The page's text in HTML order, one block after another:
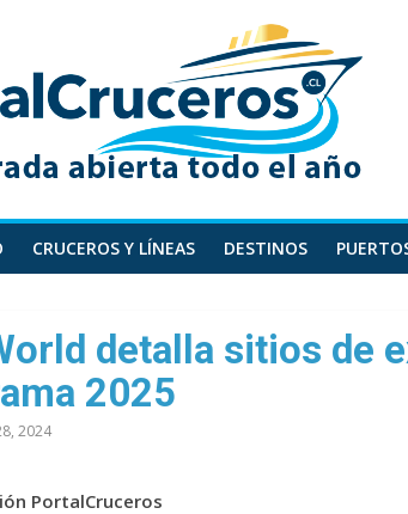
CRUCEROS Y LÍNEAS DESTINOS
detalla sitios de
2025
2024
PortalCruceros